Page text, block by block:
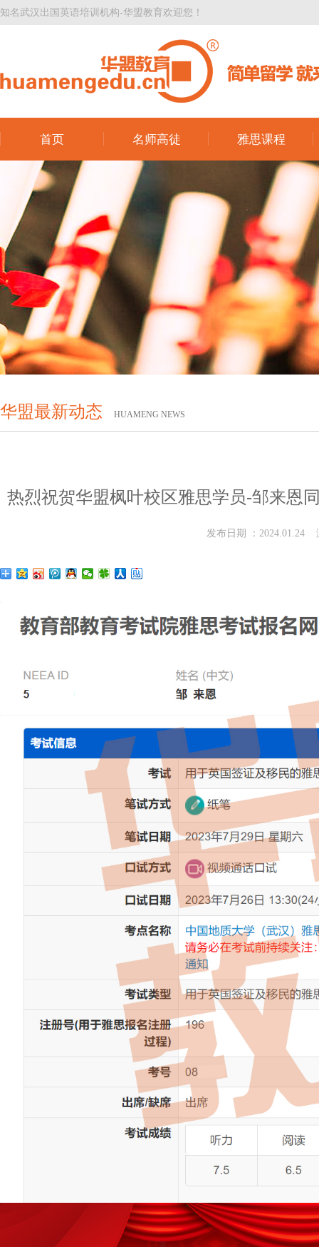
知名武汉出国英语培训机构-华盟教育欢迎您！
首页 名师高徒 雅思课程
华盟最新动态 HUAMENG NEWS
热烈祝贺华盟枫叶校区雅思学员-邹来恩
发布日期 ：2024.01.24